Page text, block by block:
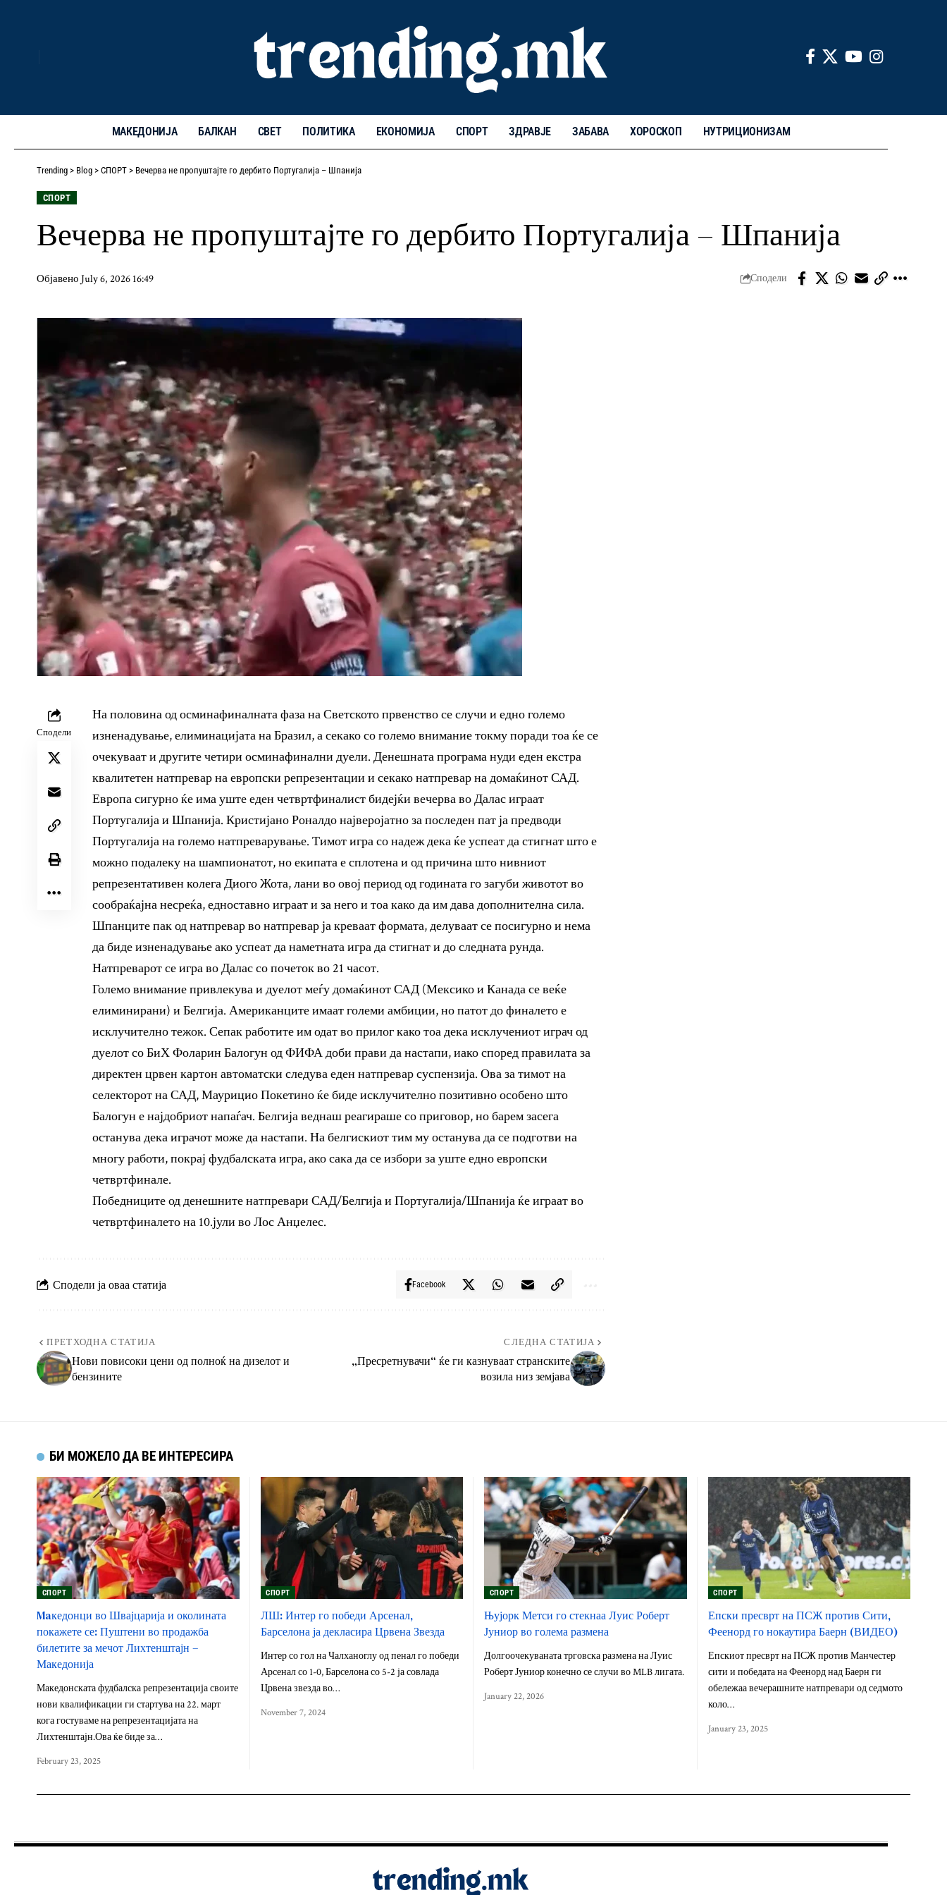
МАКЕДОНИЈА БАЛКАН СВЕТ ПОЛИТИКА ЕКОНОМИЈА СПОРТ ЗДРАВЈЕ ЗАБАВА ХОРОСКОП НУТРИЦИОНИЗАМ
Trending > Blog > СПОРТ > Вечерва не пропуштајте го дербито Португалија – Шпанија
СПОРТ
Вечерва не пропуштајте го дербито Португалија – Шпанија
Објавено July 6, 2026 16:49 Сподели
Сподели
На половина од осминафиналната фаза на Светското првенство се случи и едно големо
изненадување, елиминацијата на Бразил, а секако со големо внимание токму поради тоа ќе се
очекуваат и другите четири осминафинални дуели. Денешната програма нуди еден екстра
квалитетен натпревар на европски репрезентации и секако натпревар на домаќинот САД.
Европа сигурно ќе има уште еден четвртфиналист бидејќи вечерва во Далас играат
Португалија и Шпанија. Кристијано Роналдо најверојатно за последен пат ја предводи
Португалија на големо натпреварување. Тимот игра со надеж дека ќе успеат да стигнат што е
можно подалеку на шампионатот, но екипата е сплотена и од причина што нивниот
репрезентативен колега Диого Жота, лани во овој период од годината го загуби животот во
сообраќајна несреќа, едноставно играат и за него и тоа како да им дава дополнителна сила.
Шпанците пак од натпревар во натпревар ја креваат формата, делуваат се посигурно и нема
да биде изненадување ако успеат да наметната игра да стигнат и до следната рунда.
Натпреварот се игра во Далас со почеток во 21 часот.
Големо внимание привлекува и дуелот меѓу домаќинот САД (Мексико и Канада се веќе
елиминирани) и Белгија. Американците имаат големи амбиции, но патот до финалето е
исклучително тежок. Сепак работите им одат во прилог како тоа дека исклучениот играч од
дуелот со БиХ Фоларин Балогун од ФИФА доби прави да настапи, иако според правилата за
директен црвен картон автоматски следува еден натпревар суспензија. Ова за тимот на
селекторот на САД, Маурицио Покетино ќе биде исклучително позитивно особено што
Балогун е најдобриот напаѓач. Белгија веднаш реагираше со приговор, но барем засега
останува дека играчот може да настапи. На белгискиот тим му останува да се подготви на
многу работи, покрај фудбалската игра, ако сака да се избори за уште едно европски
четвртфинале.
Победниците од денешните натпревари САД/Белгија и Португалија/Шпанија ќе играат во
четвртфиналето на 10.јули во Лос Анџелес.
Сподели ја оваа статија Facebook
ПРЕТХОДНА СТАТИЈА
Нови повисоки цени од полноќ на дизелот и
бензините
СЛЕДНА СТАТИЈА
„Пресретнувачи“ ќе ги казнуваат странските
возила низ земјава
БИ МОЖЕЛО ДА ВЕ ИНТЕРЕСИРА
СПОРТ
Maкедонци во Швајцарија и околината
покажете се: Пуштени во продажба
билетите за мечот Лихтенштајн –
Македонија
Македонската фудбалска репрезентација своите
нови квалификации ги стартува на 22. март
кога гостуваме на репрезентацијата на
Лихтенштајн.Ова ќе биде за…
February 23, 2025
СПОРТ
ЛШ: Интер го победи Арсенал,
Барселона ја декласира Црвена Звезда
Интер со гол на Чалханоглу од пенал го победи
Арсенал со 1-0, Барселона со 5-2 ја совлада
Црвена звезда во…
November 7, 2024
СПОРТ
Њујорк Метси го стекнаа Луис Роберт
Јуниор во голема размена
Долгоочекуваната трговска размена на Луис
Роберт Јуниор конечно се случи во MLB лигата.
January 22, 2026
СПОРТ
Епски пресврт на ПСЖ против Сити,
Феенорд го нокаутира Баерн (ВИДЕО)
Епскиот пресврт на ПСЖ против Манчестер
сити и победата на Феенорд над Баерн ги
обележаа вечерашните натпревари од седмото
коло…
January 23, 2025